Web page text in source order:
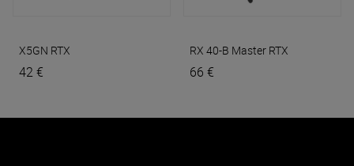
X5GN RTX
42 €
RX 40-B Master RTX
66 €